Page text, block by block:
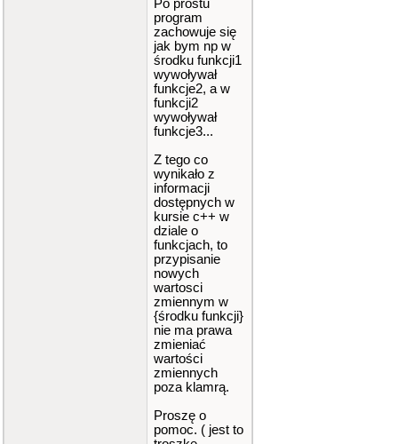
Po prostu
program
zachowuje się
jak bym np w
środku funkcji1
wywoływał
funkcje2, a w
funkcji2
wywoływał
funkcje3...
Z tego co
wynikało z
informacji
dostępnych w
kursie c++ w
dziale o
funkcjach, to
przypisanie
nowych
wartosci
zmiennym w
{środku funkcji}
nie ma prawa
zmieniać
wartości
zmiennych
poza klamrą.
Proszę o
pomoc. ( jest to